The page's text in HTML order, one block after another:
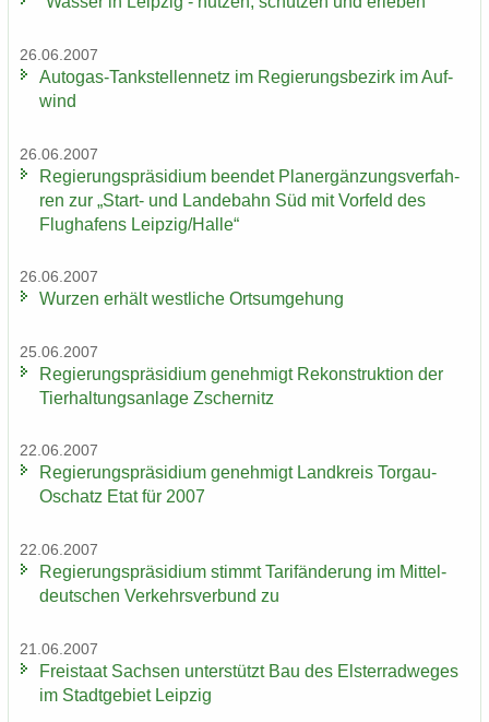
26.06.2007
Autogas-​Tankstellennetz im Re­gie­rungs­be­zirk im Auf­
wind
26.06.2007
Re­gie­rungs­prä­si­di­um be­en­det Planer­gän­zungs­ver­fah­
ren zur „Start-​ und Lan­de­bahn Süd mit Vor­feld des
Flug­ha­fens Leip­zig/Halle“
26.06.2007
Wur­zen er­hält west­li­che Orts­um­ge­hung
25.06.2007
Re­gie­rungs­prä­si­di­um ge­neh­migt Re­kon­struk­ti­on der
Tier­hal­tungs­an­la­ge Zscher­nitz
22.06.2007
Re­gie­rungs­prä­si­di­um ge­neh­migt Land­kreis Torgau-​
Oschatz Etat für 2007
22.06.2007
Re­gie­rungs­prä­si­di­um stimmt Ta­rif­än­de­rung im Mit­tel­
deut­schen Ver­kehrs­ver­bund zu
21.06.2007
Frei­staat Sach­sen un­ter­stützt Bau des Els­ter­rad­we­ges
im Stadt­ge­biet Leip­zig